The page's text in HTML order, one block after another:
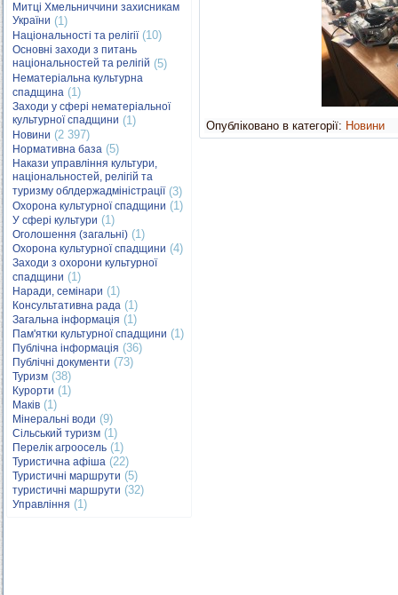
Митці Хмельниччини захисникам
України (1)
Національності та релігії(10)
Основні заходи з питань
національностей та релігій (5)
Нематеріальна культурна
спадщина (1)
Заходи у сфері нематеріальної
культурної спадщини (1)
Новини (2 397)
Нормативна база (5)
Накази управління культури,
національностей, релігій та
туризму облдержадміністрації(3)
Охорона культурної спадщини (1)
У сфері культури (1)
Оголошення (загальні) (1)
Охорона культурної спадщини (4)
Заходи з охорони культурної
спадщини (1)
Наради, семінари (1)
Консультативна рада (1)
Загальна інформація (1)
Пам'ятки культурної спадщини (1)
Публічна інформація (36)
Публічні документи (73)
Туризм (38)
Курорти (1)
Маків (1)
Мінеральні води (9)
Сільський туризм (1)
Перелік агроосель (1)
Туристична афіша (22)
Туристичні маршрути (5)
туристичні маршрути (32)
Управління (1)
Опубліковано в категорії: Новини